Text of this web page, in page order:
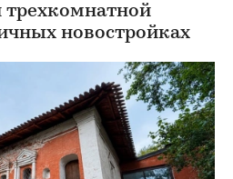
трехкомнатной
новостройках